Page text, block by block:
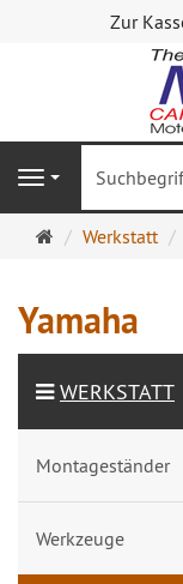
Zur
Navigation
Startseite
Werkstatt
Yamaha
WERKSTATT
Montageständer
Werkzeuge